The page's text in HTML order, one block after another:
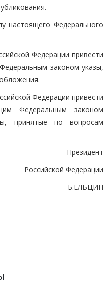
настоящего Федерального
Федерации привести
законом указы,
Федерации привести
Федеральным законом
принятые по вопросам
Президент
Российской Федерации
Б.ЕЛЬЦИН